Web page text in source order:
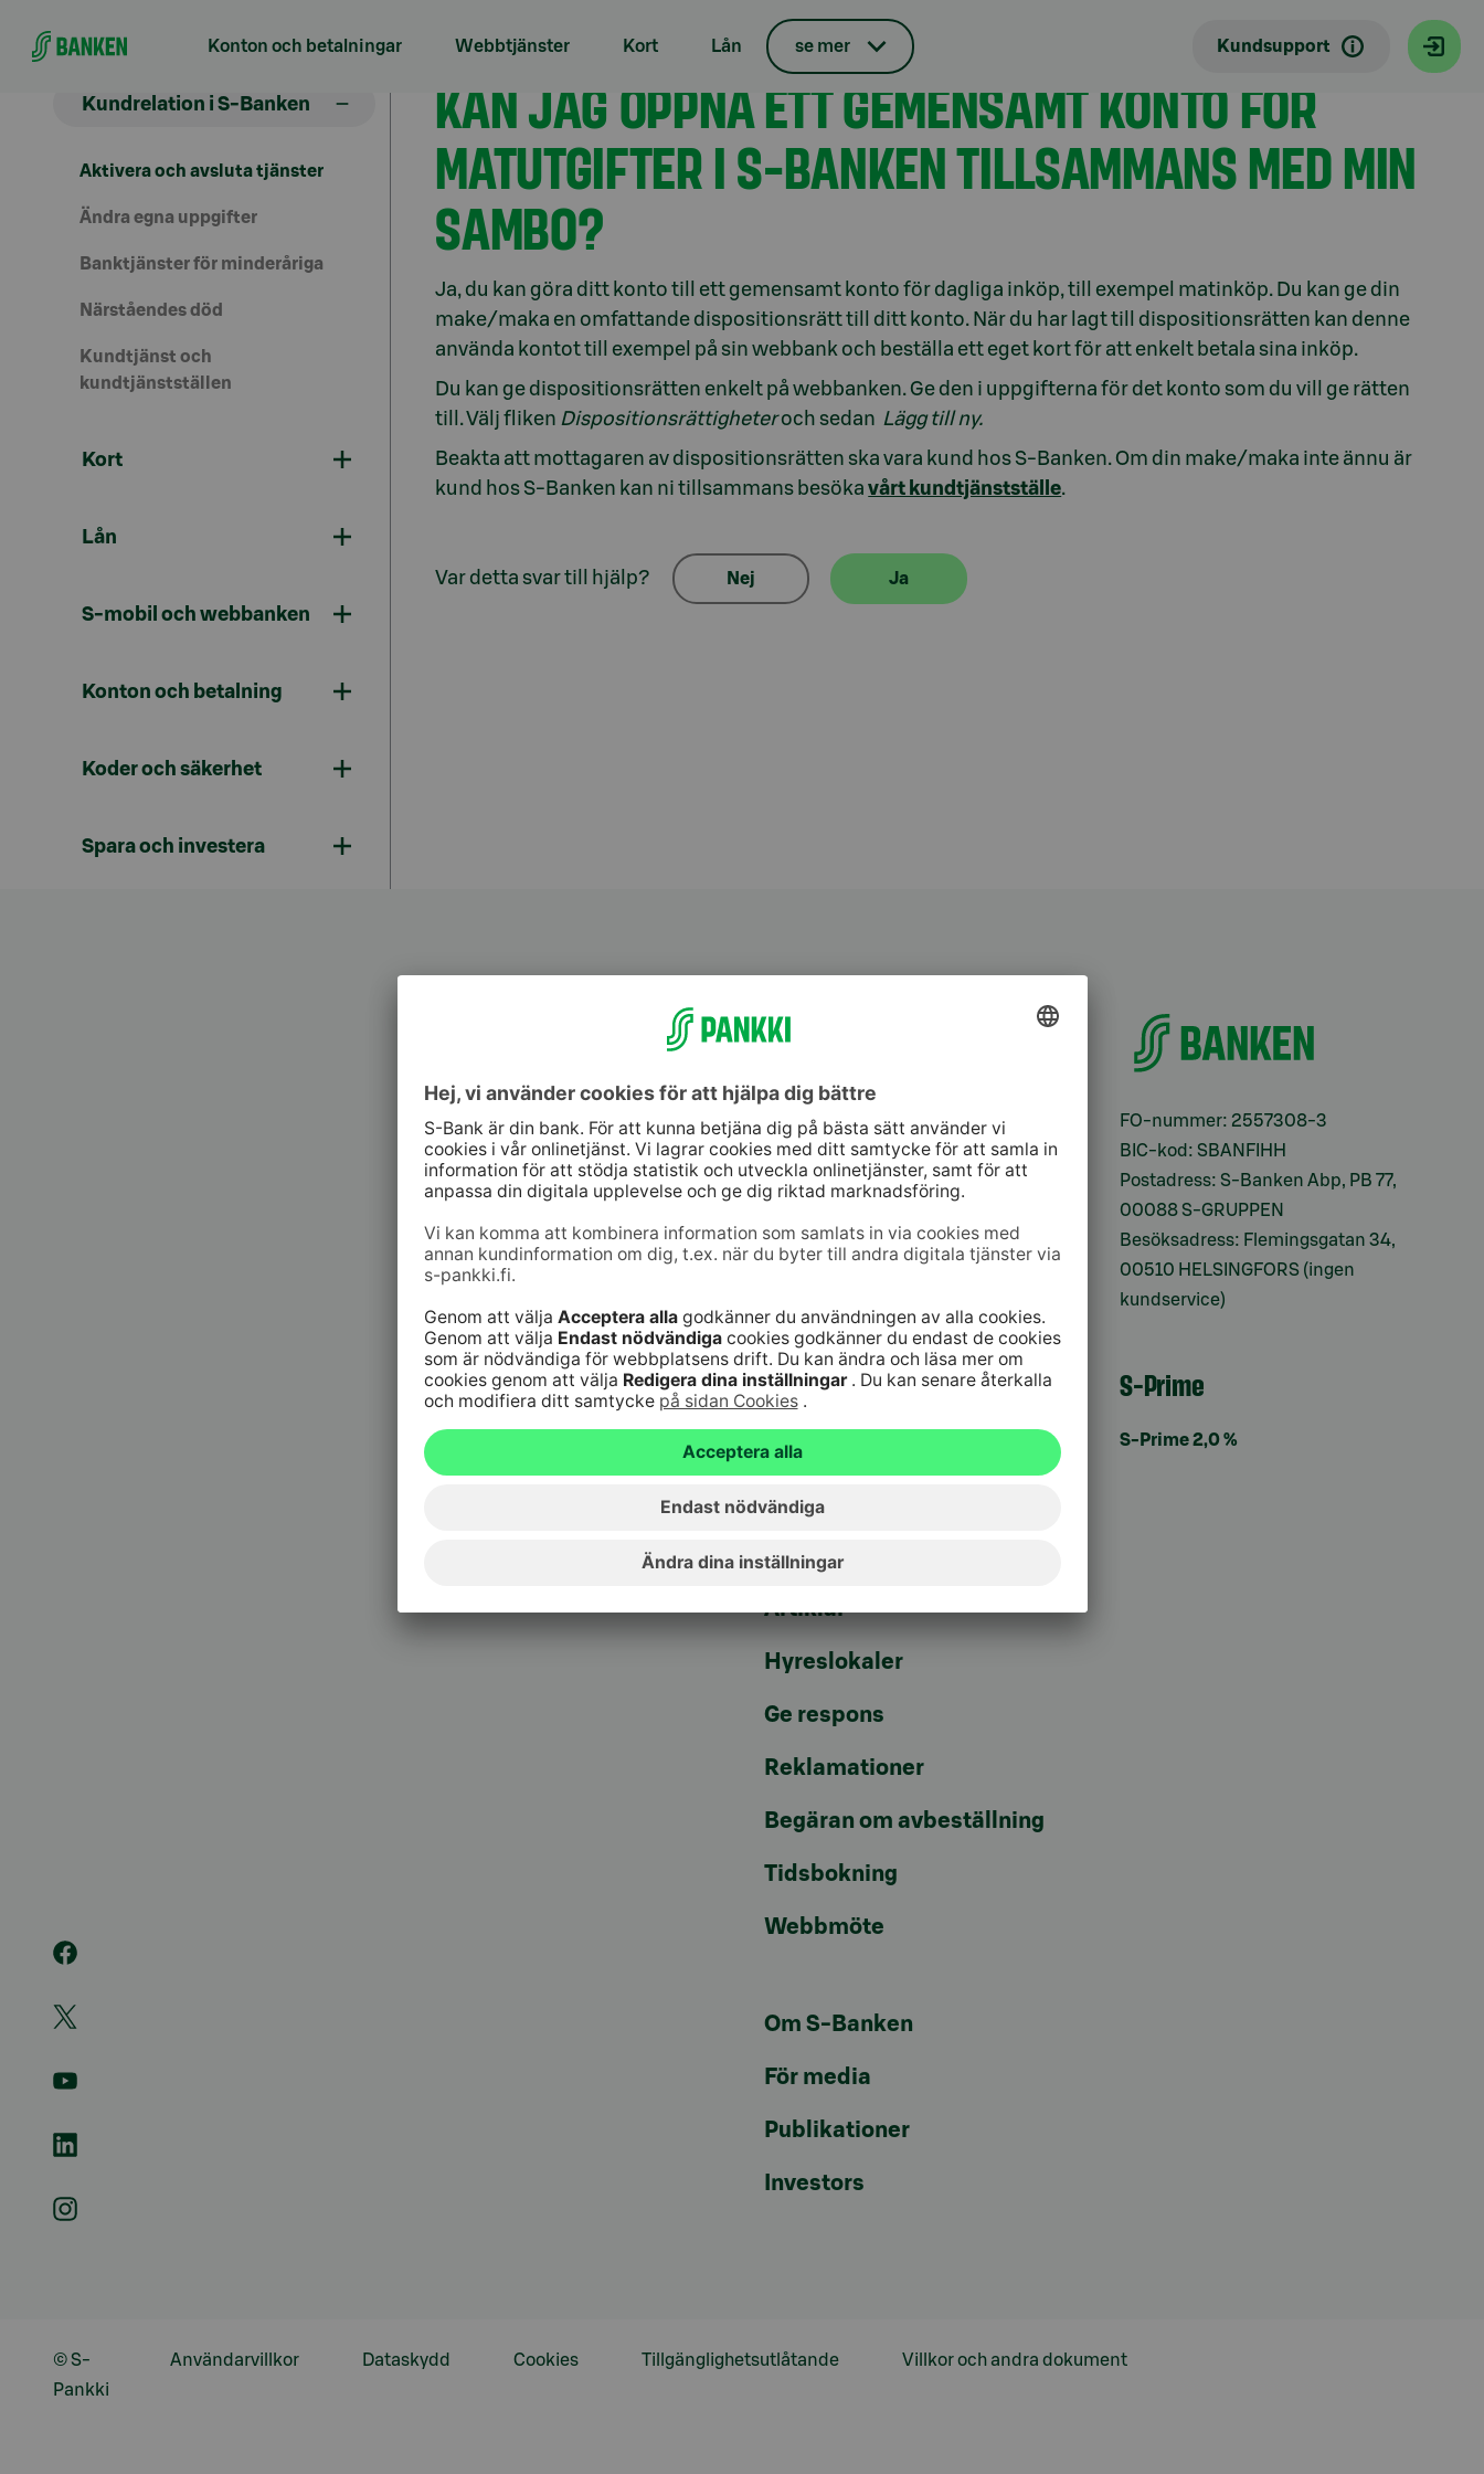
Konton och betalningar Webbtjänster Kort Lån se mer Kundsupport
Kundrelation i S-Banken
Aktivera och avsluta tjänster
Ändra egna uppgifter
Banktjänster för minderåriga
Närståendes död
Kundtjänst och
kundtjänstställen
Kort
Lån
S-mobil och webbanken
Konton och betalning
Koder och säkerhet
Spara och investera
Aktivera och avsluta tjänster
KAN JAG ÖPPNA ETT GEMENSAMT KONTO FÖR
MATUTGIFTER I S-BANKEN TILLSAMMANS MED MIN
SAMBO?
Ja, du kan göra ditt konto till ett gemensamt konto för dagliga inköp, till exempel matinköp. Du kan ge din
make/maka en omfattande dispositionsrätt till ditt konto. När du har lagt till dispositionsrätten kan denne
använda kontot till exempel på sin webbank och beställa ett eget kort för att enkelt betala sina inköp.
Du kan ge dispositionsrätten enkelt på webbanken. Ge den i uppgifterna för det konto som du vill ge rätten
till. Välj fliken Dispositionsrättigheteroch sedan Lägg till ny.
Beakta att mottagaren av dispositionsrätten ska vara kund hos S-Banken. Om din make/maka inte ännu är
kund hos S-Banken kan ni tillsammans besökavårt kundtjänstställe.
Var detta svar till hjälp? Nej Ja
010 76 5810(lna/mta)
må–fr kl. 9–16
Spärrtjänst för bankkoder 24
h/dygn
Spärrtjänst för kort 24
h/dygn
020 333
Genvägar
Uppdatera dina uppgifter
Kontrollera
webbankskoderna
Bli kund
Serviceavgifter
Vanliga frågor
bankärenden
Fondkurser
Aktuellt
Artiklar
Hyreslokaler
Ge respons
Reklamationer
Begäran om avbeställning
Tidsbokning
Webbmöte
Om S-Banken
För media
Publikationer
Investors
FO-nummer: 2557308-3
BIC-kod: SBANFIHH
Postadress: S-Banken Abp, PB 77,
00088 S-GRUPPEN
Besöksadress: Flemingsgatan 34,
00510 HELSINGFORS (ingen
kundservice)
S-Prime
S-Prime 2,0 %
Användarvillkor Dataskydd Cookies Tillgänglighetsutlåtande Villkor och andra dokument
© S-
Pankki